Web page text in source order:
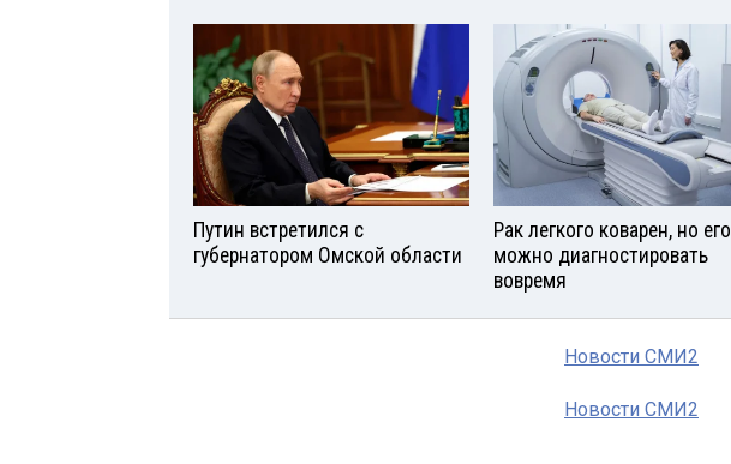
Путин встретился с
губернатором Омской области
Рак легкого коварен, но его
можно диагностировать
вовремя
Новости СМИ2
Новости СМИ2